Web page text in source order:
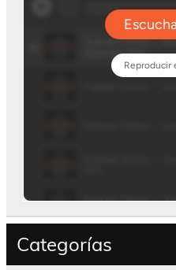
Categorías